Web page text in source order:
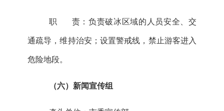
职 责：负责破冰区域的人员安全、交
通疏导，维持治安；设置警戒线，禁止游客进入
危险地段。
（六）新闻宣传组